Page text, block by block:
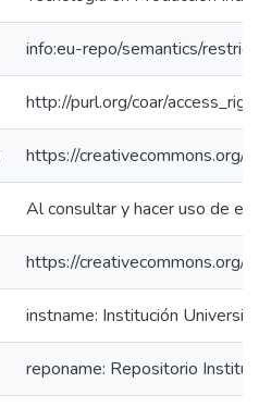
info:eu-repo/semantics/
http://purl.org/coar/
https://creativecommons.org/
Al consultar y hacer uso de
https://creativecommons.org/
instname: Institución
reponame: Repositorio